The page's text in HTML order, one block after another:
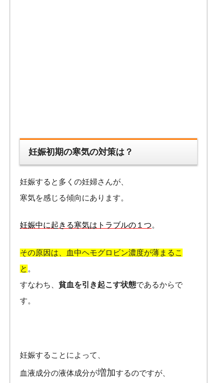
妊娠初期の寒気の対策は？
妊娠すると多くの妊婦さんが、
寒気を感じる傾向にあります。
妊娠中に起きる寒気はトラブルの１つ。
その原因は、血中ヘモグロビン濃度が薄まるこ
と 。
すなわち、 貧血を引き起こす状態であるからで
す。
妊娠することによって、
血液成分の液体成分が増加するのですが、